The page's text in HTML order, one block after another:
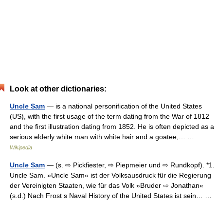
Look at other dictionaries:
Uncle Sam — is a national personification of the United States
(US), with the first usage of the term dating from the War of 1812
and the first illustration dating from 1852. He is often depicted as a
serious elderly white man with white hair and a goatee,… …
Wikipedia
Uncle Sam — (s. ⇨ Pickfiester, ⇨ Piepmeier und ⇨ Rundkopf). *1.
Uncle Sam. »Uncle Sam« ist der Volksausdruck für die Regierung
der Vereinigten Staaten, wie für das Volk »Bruder ⇨ Jonathan«
(s.d.) Nach Frost s Naval History of the United States ist sein… …